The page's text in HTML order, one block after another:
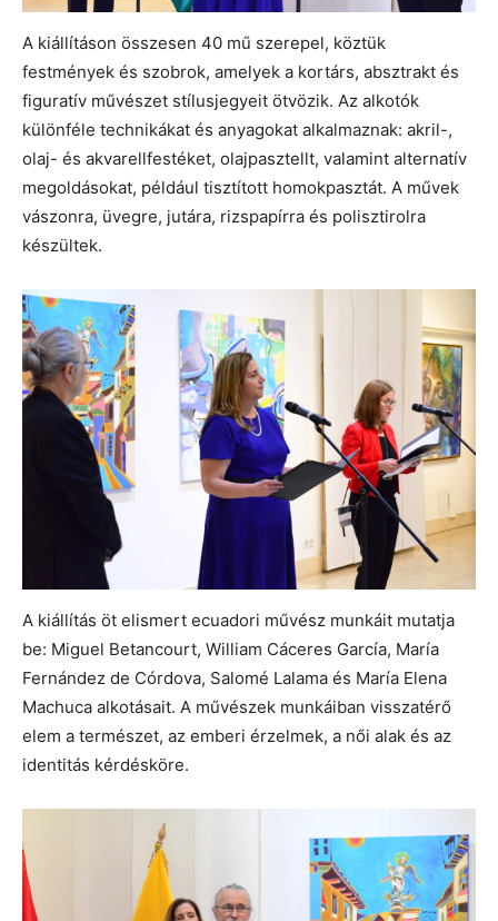
A kiállításon összesen 40 mű szerepel, köztük
festmények és szobrok, amelyek a kortárs, absztrakt és
figuratív művészet stílusjegyeit ötvözik. Az alkotók
különféle technikákat és anyagokat alkalmaznak: akril-,
olaj- és akvarellfestéket, olajpasztellt, valamint alternatív
megoldásokat, például tisztított homokpasztát. A művek
vászonra, üvegre, jutára, rizspapírra és polisztirolra
készültek.
A kiállítás öt elismert ecuadori művész munkáit mutatja
be: Miguel Betancourt, William Cáceres García, María
Fernández de Córdova, Salomé Lalama és María Elena
Machuca alkotásait. A művészek munkáiban visszatérő
elem a természet, az emberi érzelmek, a női alak és az
identitás kérdésköre.